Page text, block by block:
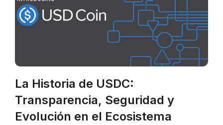
La Historia de USDC:
Transparencia, Seguridad y
Evolución en el Ecosistema